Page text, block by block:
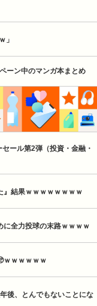
」
ーン中のマンガ本まとめ
ール第2弾（投資・金融・
』結果ｗｗｗｗｗｗｗｗ
に全力投球の末路ｗｗｗｗ
ｗｗｗｗｗｗ
後、とんでもないことにな